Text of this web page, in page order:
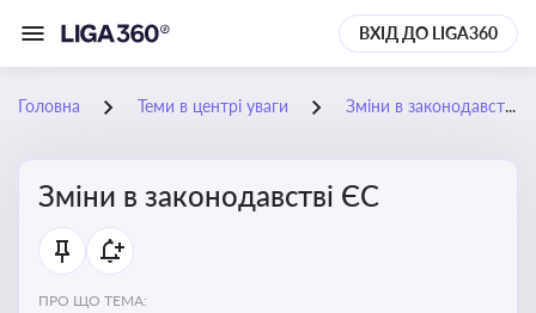
ВХІД ДО LIGA360
Головна Теми в центрі уваги Зміни в законодавстві ЄС
Зміни в законодавстві ЄС
ПРО ЩО ТЕМА: